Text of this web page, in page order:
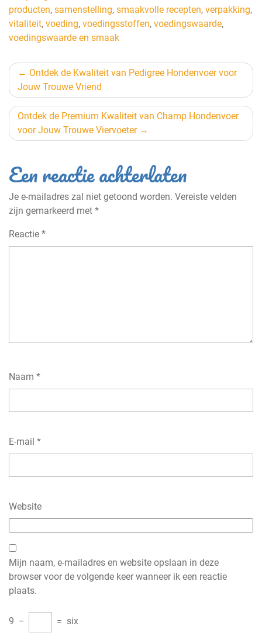
producten, samenstelling, smaakvolle recepten, verpakking,
vitaliteit, voeding, voedingsstoffen, voedingswaarde,
voedingswaarde en smaak
Berichtnavigatie
Ontdek de Kwaliteit van Pedigree Hondenvoer voor
Jouw Trouwe Vriend
Ontdek de Premium Kwaliteit van Champ Hondenvoer
voor Jouw Trouwe Viervoeter
Een reactie achterlaten
Je e-mailadres zal niet getoond worden. Vereiste velden
zijn gemarkeerd met *
Reactie *
Naam *
E-mail *
Website
Mijn naam, e-mailadres en website opslaan in deze
browser voor de volgende keer wanneer ik een reactie
plaats.
9 − = six